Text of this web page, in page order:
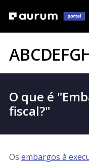
ABCDEFG
O que é
fiscal?"
Os embargos à